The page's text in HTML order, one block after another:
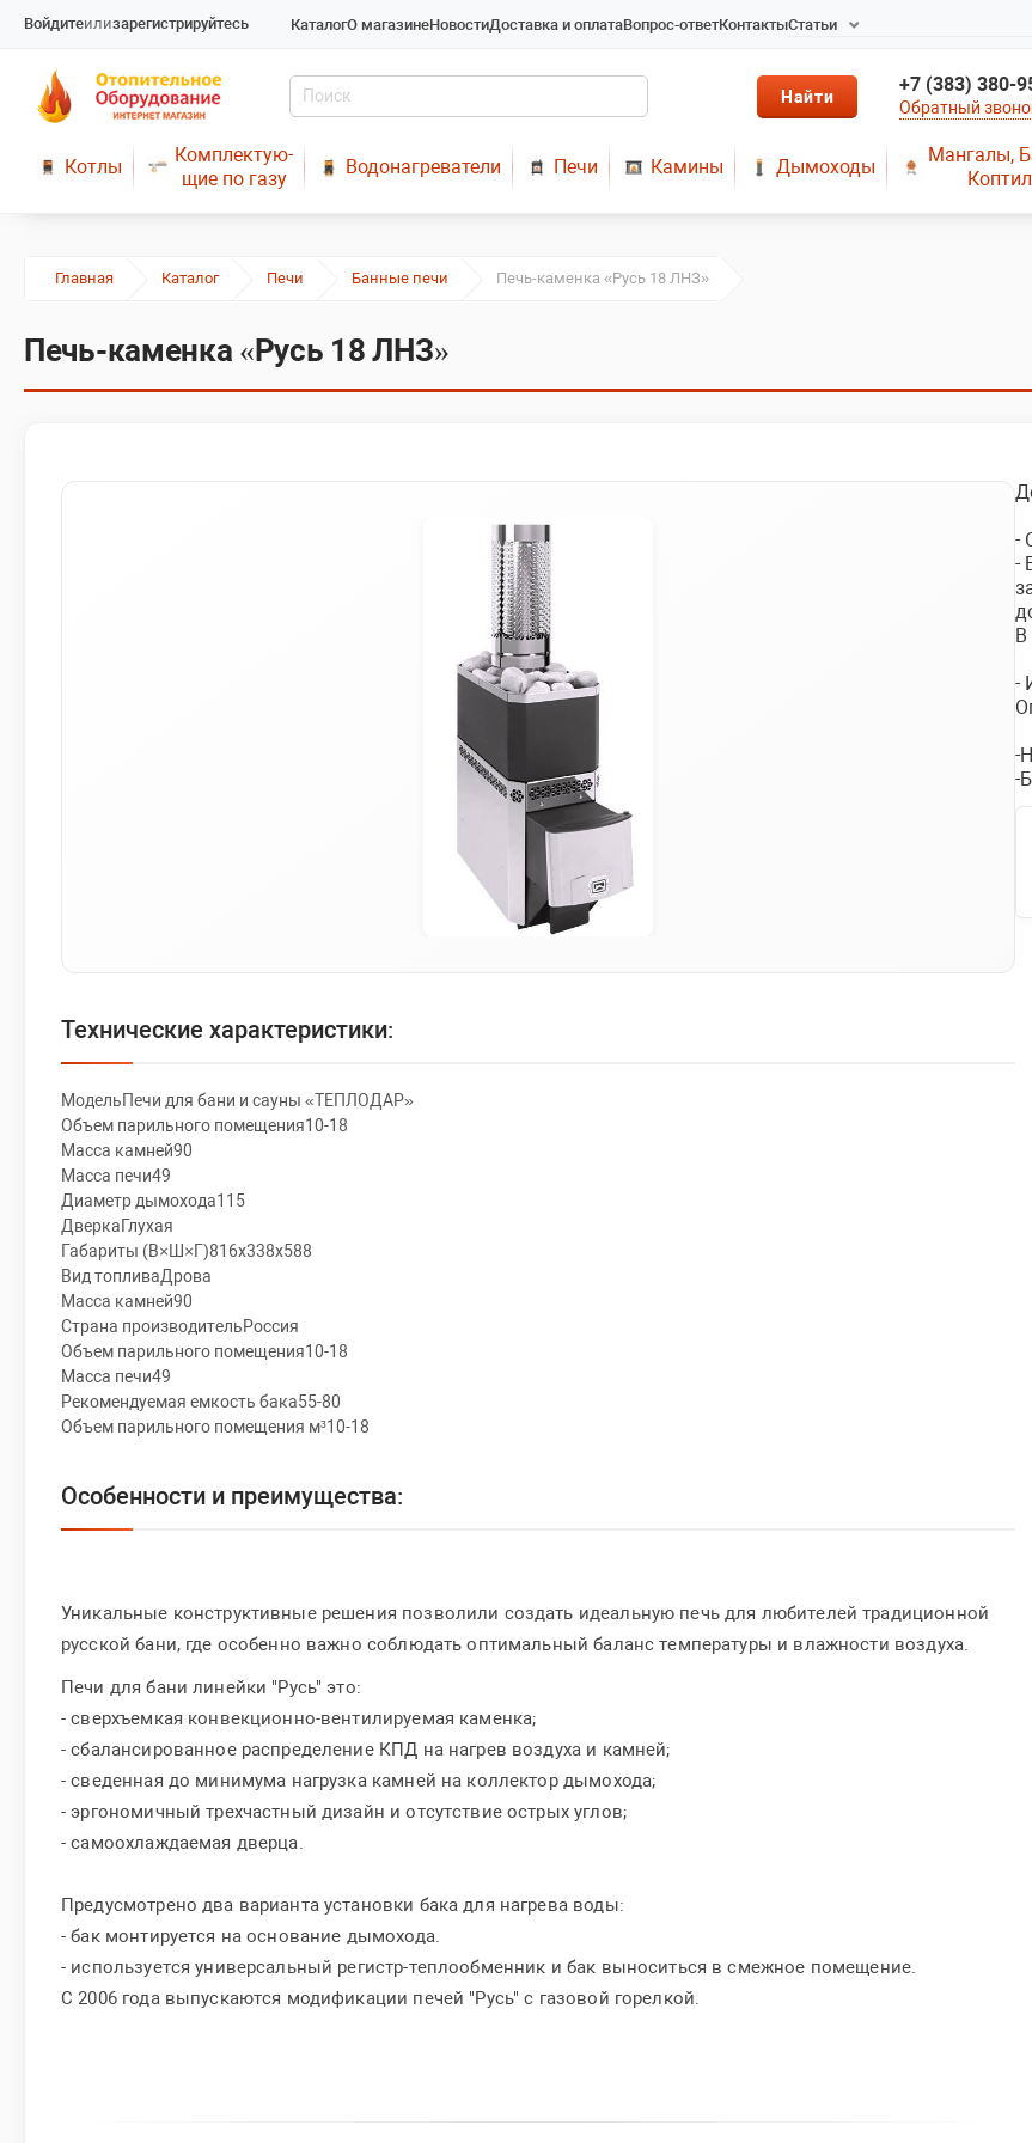
Войдитеилизарегистрируйтесь КаталогО магазинеНовостиДоставка и оплатаВопрос-ответКонтактыСтатьи
Радиаторы отопления в
Новосибирске
Твердотопливные котлы
длительного горения
+7 (383) 380-
Обратный
Котлы
Комплектую-
щие по газу
Водонагреватели Печи Камины Дымоходы
Мангалы,
Главная Каталог Печи Банные печи Печь-каменка «Русь 18 ЛНЗ»
Печь-каменка «Русь 18 ЛНЗ»
Технические характеристики:
МодельПечи для бани и сауны «ТЕПЛОДАР»
Объем парильного помещения10-18
Масса камней90
Масса печи49
Диаметр дымохода115
ДверкаГлухая
Габариты (В×Ш×Г)816х338х588
Вид топливаДрова
Масса камней90
Страна производительРоссия
Объем парильного помещения10-18
Масса печи49
Рекомендуемая емкость бака55-80
Объем парильного помещения м³10-18
Особенности и преимущества:
Уникальные конструктивные решения позволили создать идеальную печь для любителей традиционной
русской бани, где особенно важно соблюдать оптимальный баланс температуры и влажности воздуха.
Печи для бани линейки "Русь" это:
- сверхъемкая конвекционно-вентилируемая каменка;
- сбалансированное распределение КПД на нагрев воздуха и камней;
- сведенная до минимума нагрузка камней на коллектор дымохода;
- эргономичный трехчастный дизайн и отсутствие острых углов;
- самоохлаждаемая дверца.
Предусмотрено два варианта установки бака для нагрева воды:
- бак монтируется на основание дымохода.
- используется универсальный регистр-теплообменник и бак выноситься в смежное помещение.
С 2006 года выпускаются модификации печей "Русь" с газовой горелкой.
-
-
В
-
-
-